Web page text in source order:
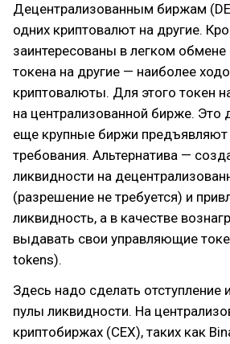
Децентрализованным биржам
одних криптовалют на другие.
заинтересованы в легком обмене
токена на другие — наиболее
криптовалюты. Для этого токен
на централизованной бирже. Это
еще крупные биржи
требования. Альтернатива —
ликвидности на
(разрешение не требуется) и
ликвидность, а в качестве
выдавать свои управляющие
tokens).
Здесь надо сделать отступление
пулы ликвидности. На
криптобиржах (CEX), таких как